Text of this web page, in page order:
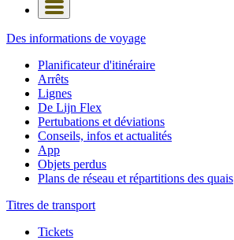
Des informations de voyage
Planificateur d'itinéraire
Arrêts
Lignes
De Lijn Flex
Pertubations et déviations
Conseils, infos et actualités
App
Objets perdus
Plans de réseau et répartitions des quais
Titres de transport
Tickets